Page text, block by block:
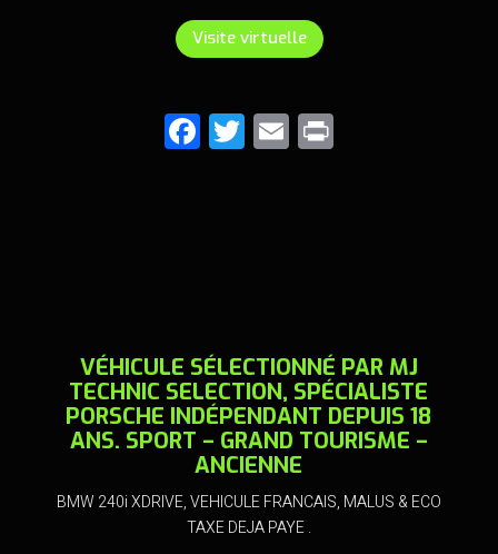
Visite virtuelle
F
a
k
T
wi
E
m
VÉHICULE SÉLECTIONNÉ PAR MJ
TECHNIC SELECTION, SPÉCIALISTE
PORSCHE INDÉPENDANT DEPUIS 18
ANS. SPORT – GRAND TOURISME –
ANCIENNE
BMW 240i XDRIVE, VEHICULE FRANCAIS, MALUS & ECO
TAXE DEJA PAYE .